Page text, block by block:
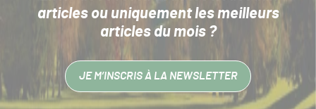
articlesou uniquement les meilleurs
articles du mois ?
JE M’INSCRIS À LA NEWSLETTER